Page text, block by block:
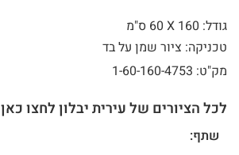
גודל: 160 X
60 ס"מ
טכניקה: ציור שמן על בד
מק"ט: 1-60-160-4753
לכל הציורים של עירית יבלון לחצו כאן
שתף: